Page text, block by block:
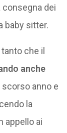
consegna dei
baby sitter.
che il
anche
anno e
la
appello ai